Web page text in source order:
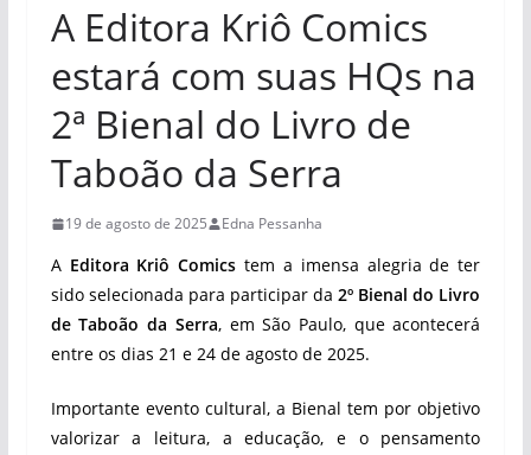
A Editora Kriô Comics
estará com suas HQs na
2ª Bienal do Livro de
Taboão da Serra
19 de agosto de 2025 Edna Pessanha
A Editora Kriô Comics tem a imensa alegria de ter
sido selecionada para participar da2º Bienal do Livro
de Taboão da Serra, em São Paulo, que acontecerá
entre os dias 21 e 24 de agosto de 2025.
Importante evento cultural, a Bienal tem por objetivo
valorizar a leitura, a educação, e o pensamento